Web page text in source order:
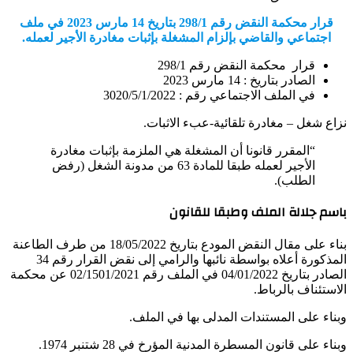
قرار محكمة النقض رقم 298/1 بتاريخ 14 مارس 2023 في ملف
اجتماعي والقاضي بإلزام المشغلة بإثبات مغادرة الأجير لعمله.
قرار محكمة النقض رقم 298/1
الصادر بتاريخ : 14 مارس 2023
في الملف الاجتماعي رقم : 3020/5/1/2022
نزاع شغل – مغادرة تلقائية-عبء الاثبات.
“المقرر قانونا أن المشغلة هي الملزمة بإثبات مغادرة
الأجير لعمله طبقا للمادة 63 من مدونة الشغل (رفض
الطلب).
باسم جلالة الملف وطبقا للقانون
بناء على مقال النقض المودع بتاريخ 18/05/2022 من طرف الطاعنة
المذكورة أعلاه بواسطة نائبها والرامي إلى نقض القرار رقم 34
الصادر بتاريخ 04/01/2022 في الملف رقم 02/1501/2021 عن محكمة
الاستئناف بالرباط.
وبناء على المستندات المدلى بها في الملف.
وبناء على قانون المسطرة المدنية المؤرخ في 28 شتنبر 1974.